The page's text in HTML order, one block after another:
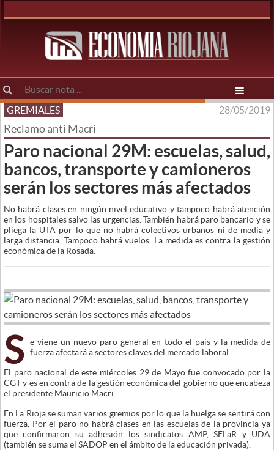
GREMIALES 28/05/2019
Reclamo anti Macri
Paro nacional 29M: escuelas, salud,
bancos, transporte y camioneros
serán los sectores más afectados
No habrá clases en ningún nivel educativo y tampoco habrá atención
en los hospitales salvo las urgencias. También habrá paro bancario y se
pliega la UTA por lo que no habrá colectivos urbanos ni de media y
larga distancia. Tampoco habrá vuelos. La medida es contra la gestión
económica de la Rosada.
S
e viene un nuevo paro general en todo el país y la medida de
fuerza afectará a sectores claves del mercado laboral.
El paro nacional de este miércoles 29 de Mayo fue convocado por la
CGT y es en contra de la gestión económica del gobierno que encabeza
el presidente Mauricio Macri.
En La Rioja se suman varios gremios por lo que la huelga se sentirá con
fuerza. Por el paro no habrá clases en las escuelas de la provincia ya
que confirmaron su adhesión los sindicatos AMP, SELaR y UDA
(también se suma el SADOP en el ámbito de la educación privada).